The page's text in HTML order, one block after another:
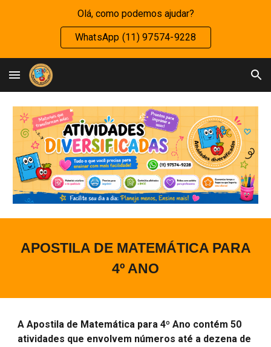
Olá, como podemos ajudar?
WhatsApp (11) 97574-9228
APOSTILA DE MATEMÁTICA PARA
4º ANO
A Apostila de Matemática para4º Ano contém 50
atividades que envolvem números até a dezena de